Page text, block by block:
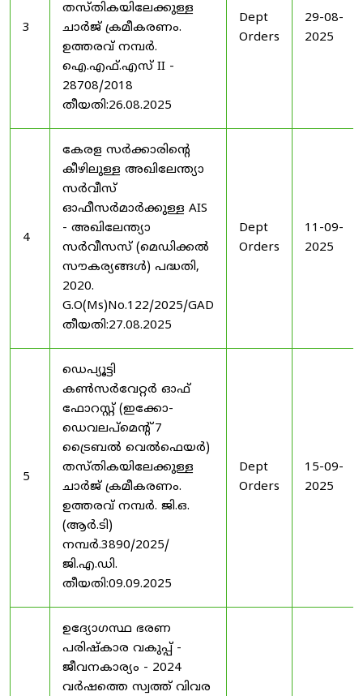
3
തസ്തികയിലേക്കുള്ള
ചാർജ് ക്രമീകരണം.
ഉത്തരവ് നമ്പർ.
ഐ.എഫ്.എസ് II -
28708/2018
തീയതി:26.08.2025
Dept
Orders
29-08-
2025
4
കേരള സർക്കാരിന്റെ
കീഴിലുള്ള അഖിലേന്ത്യാ
സർവീസ്
ഓഫീസർമാർക്കുള്ള AIS
- അഖിലേന്ത്യാ
സർവീസസ് (മെഡിക്കൽ
സൗകര്യങ്ങൾ) പദ്ധതി,
2020.
G.O(Ms)No.122/2025/GAD
തീയതി:27.08.2025
Dept
Orders
11-09-
2025
5
ഡെപ്യൂട്ടി
കൺസർവേറ്റർ ഓഫ്
ഫോറസ്റ്റ് (ഇക്കോ-
ഡെവലപ്മെന്റ് 7
ട്രൈബൽ വെൽഫെയർ)
തസ്തികയിലേക്കുള്ള
ചാർജ് ക്രമീകരണം.
ഉത്തരവ് നമ്പർ. ജി.ഒ.
(ആർ.ടി)
നമ്പർ.3890/2025/
ജി.എ.ഡി.
തീയതി:09.09.2025
Dept
Orders
15-09-
2025
ഉദ്യോഗസ്ഥ ഭരണ
പരിഷ്കാര വകുപ്പ് -
ജീവനകാര്യം - 2024
വർഷത്തെ സ്വത്ത് വിവര